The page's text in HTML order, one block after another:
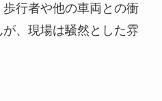
行者や他の車両との衝
、現場は騒然とした雰